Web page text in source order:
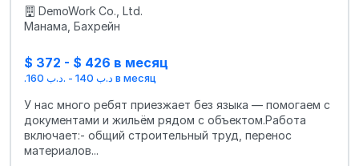
DemoWork Co., Ltd.
Манама, Бахрейн
$ 372 - $ 426 в месяц
.د.ب 140 - .د.ب 160 в месяц
У нас много ребят приезжает без языка — помогаем с
документами и жильём рядом с объектом.Работа
включает:- общий строительный труд, перенос
материалов...